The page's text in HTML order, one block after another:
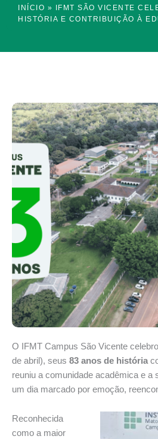
INÍCIO » IFMT SÃO VICENTE
HISTÓRIA E CONTRIBUIÇÃO À
O IFMT Campus São Vicente
de abril), seus 83 anos de história
reuniu a comunidade acadêmica e a
um dia marcado por emoção,
Reconhecida
como a maior